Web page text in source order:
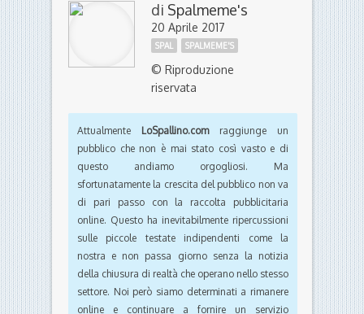
diSpalmeme's
20 Aprile 2017
SPAL SPALMEME'S
© Riproduzione
riservata
Attualmente LoSpallino.com raggiunge un
pubblico che non è mai stato così vasto e di
questo andiamo orgogliosi. Ma
sfortunatamente la crescita del pubblico non va